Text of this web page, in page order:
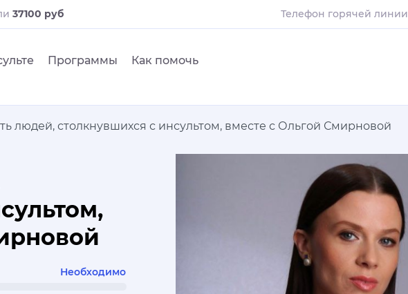
37100 руб Телефон горячей линии
Программы Как помочь
людей, столкнувшихся с инсультом, вместе с Ольгой Смирновой
Необходимо